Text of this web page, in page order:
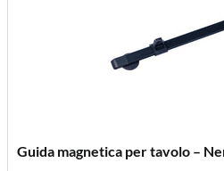
Guida magnetica per tavolo –